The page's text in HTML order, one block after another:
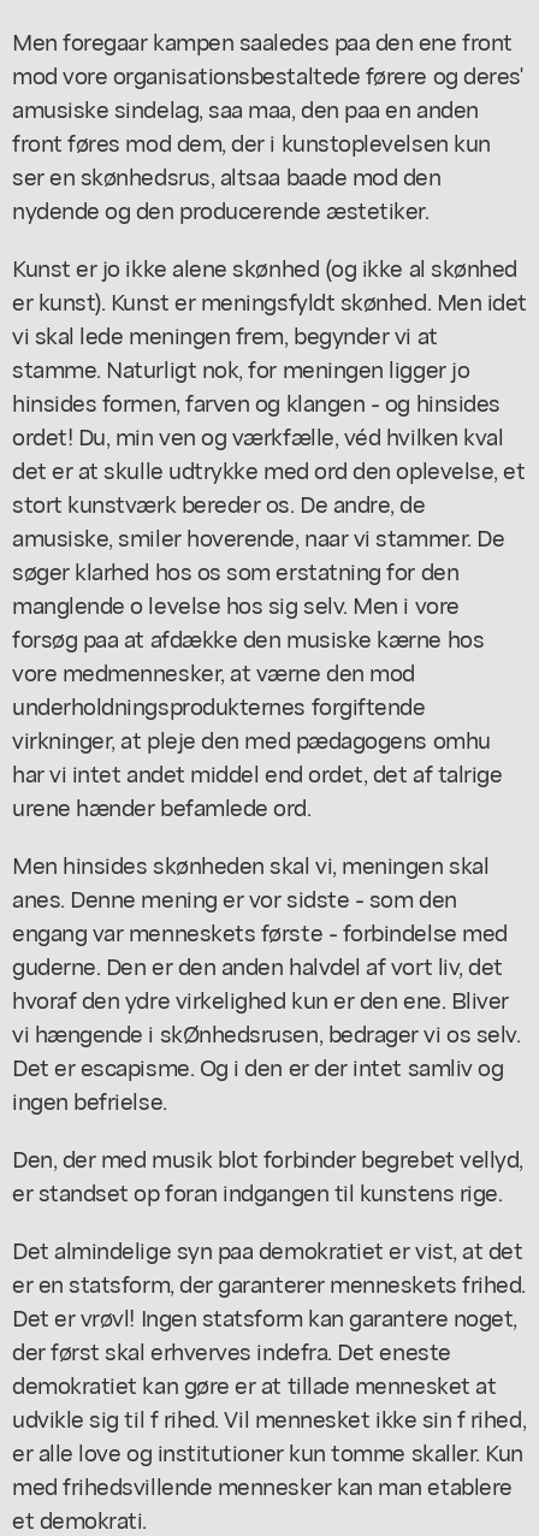
Men foregaar kampen saaledes paa den ene front
mod vore organisationsbestaltede førere og deres'
amusiske sindelag, saa maa, den paa en anden
front føres mod dem, der i kunstoplevelsen kun
ser en skønhedsrus, altsaa baade mod den
nydende og den producerende æstetiker.
Kunst er jo ikke alene skønhed (og ikke al skønhed
er kunst). Kunst er meningsfyldt skønhed. Men idet
vi skal lede meningen frem, begynder vi at
stamme. Naturligt nok, for meningen ligger jo
hinsides formen, farven og klangen - og hinsides
ordet! Du, min ven og værkfælle, véd hvilken kval
det er at skulle udtrykke med ord den oplevelse, et
stort kunstværk bereder os. De andre, de
amusiske, smiler hoverende, naar vi stammer. De
søger klarhed hos os som erstatning for den
manglende o levelse hos sig selv. Men i vore
forsøg paa at afdække den musiske kærne hos
vore medmennesker, at værne den mod
underholdningsprodukternes forgiftende
virkninger, at pleje den med pædagogens omhu
har vi intet andet middel end ordet, det af talrige
urene hænder befamlede ord.
Men hinsides skønheden skal vi, meningen skal
anes. Denne mening er vor sidste - som den
engang var menneskets første - forbindelse med
guderne. Den er den anden halvdel af vort liv, det
hvoraf den ydre virkelighed kun er den ene. Bliver
vi hængende i skØnhedsrusen, bedrager vi os selv.
Det er escapisme. Og i den er der intet samliv og
ingen befrielse.
Den, der med musik blot forbinder begrebet vellyd,
er standset op foran indgangen til kunstens rige.
Det almindelige syn paa demokratiet er vist, at det
er en statsform, der garanterer menneskets frihed.
Det er vrøvl! Ingen statsform kan garantere noget,
der først skal erhverves indefra. Det eneste
demokratiet kan gøre er at tillade mennesket at
udvikle sig til f rihed. Vil mennesket ikke sin f rihed,
er alle love og institutioner kun tomme skaller. Kun
med frihedsvillende mennesker kan man etablere
et demokrati.